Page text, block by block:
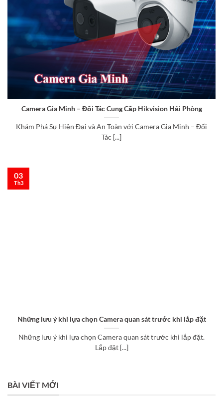
Camera Gia Minh – Đối Tác Cung Cấp Hikvision Hải Phòng
Khám Phá Sự Hiện Đại và An Toàn với Camera Gia Minh – Đối
Tác [...]
Những lưu ý khi lựa chọn Camera quan sát trước khi lắp đặt
Những lưu ý khi lựa chọn Camera quan sát trước khi lắp đặt.
Lắp đặt [...]
03
Th3
BÀI VIẾT MỚI